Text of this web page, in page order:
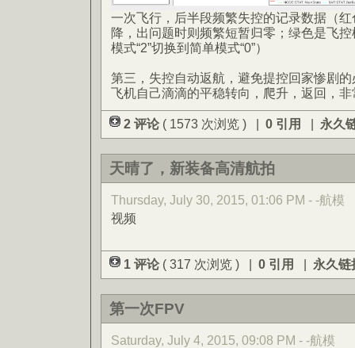
一次飞行，后半段频繁失控的记录数据（
降，出问题时则频繁短暂归零；绿色是飞
模式“2”切换到简单模式“0”）
第三，失控自动返航，避免提控回家惨剧
飞机自己滴滴的平稳转向，爬升，返回，
2 评论 ( 1573 次浏览 ) | 0 引用 | 永久
天晴了，新装备高清航拍
Thursday, July 30, 2015, 01:06 PM - -航模
视频
1 评论 ( 317 次浏览 ) | 0 引用 | 永久链
第一次FPV
Saturday, July 4, 2015, 09:08 PM - -航模